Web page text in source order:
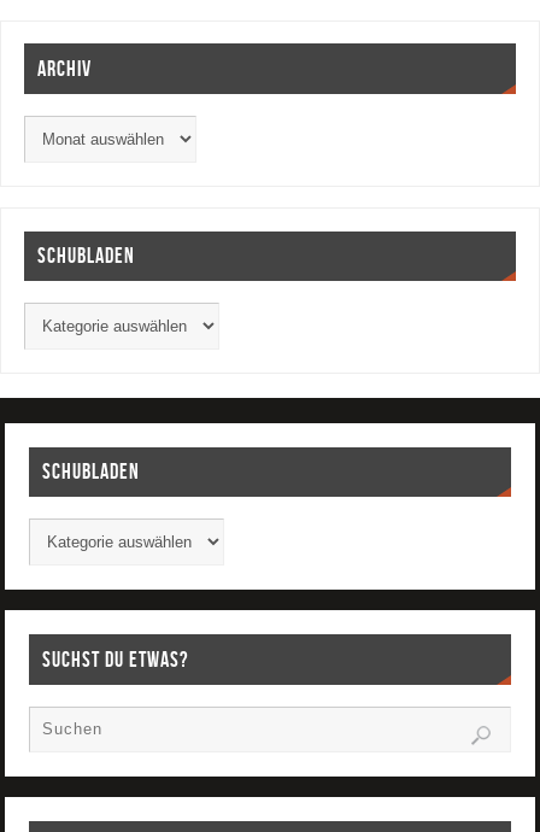
Archiv
Schubladen
Schubladen
Suchst Du etwas?